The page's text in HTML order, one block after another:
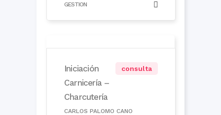
GESTION
Iniciación
Carnicería –
Charcutería
consulta
CARLOS PALOMO CANO